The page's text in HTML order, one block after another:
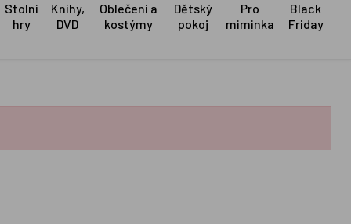
Stolní
hry
Knihy,
DVD
Oblečení a
kostýmy
Dětský
pokoj
Pro
miminka
Black
Friday